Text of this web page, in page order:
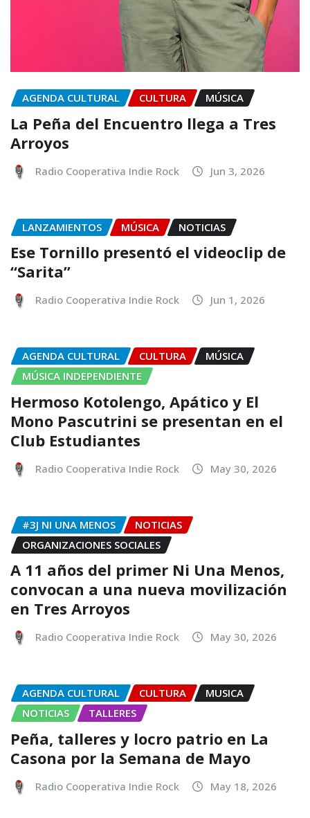
AGENDA CULTURAL CULTURA MÚSICA
La Peña del Encuentro llega a Tres
Arroyos
Radio Cooperativa Indie Rock Jun 3, 2026
LANZAMIENTOS MÚSICA NOTICIAS
Ese Tornillo presentó el videoclip de
“Sarita”
Radio Cooperativa Indie Rock Jun 1, 2026
AGENDA CULTURAL CULTURA
MÚSICA
MÚSICA INDEPENDIENTE
Hermoso Kotolengo, Apático y El
Mono Pascutrini se presentan en el
Club Estudiantes
Radio Cooperativa Indie Rock May 30, 2026
#3J NI UNA MENOS
NOTICIAS
ORGANIZACIONES SOCIALES
A 11 años del primer Ni Una Menos,
convocan a una nueva movilización
en Tres Arroyos
Radio Cooperativa Indie Rock May 30, 2026
AGENDA CULTURAL CULTURA
MUSICA
NOTICIAS
TALLERES
Peña, talleres y locro patrio en La
Casona por la Semana de Mayo
Radio Cooperativa Indie Rock May 18, 2026